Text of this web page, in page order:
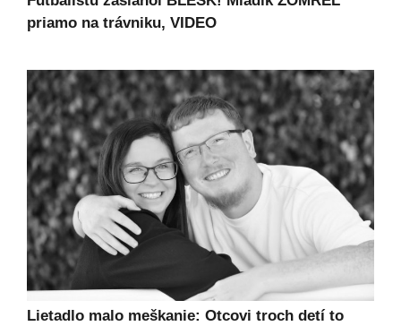
priamo na trávniku, VIDEO
Lietadlo malo meškanie: Otcovi troch detí to